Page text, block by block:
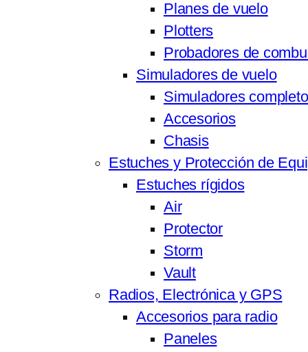
Planes de vuelo
Plotters
Probadores de
Simuladores de vuelo
Simuladores
Accesorios
Chasis
Estuches y Protección de
Estuches rígidos
Air
Protector
Storm
Vault
Radios, Electrónica y GPS
Accesorios para radio
Paneles